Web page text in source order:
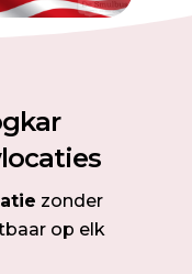
zonder
op elk